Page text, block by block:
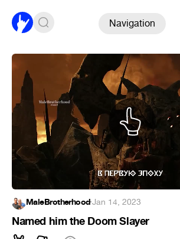
Navigation
MaleBrotherhood·Jan 14, 2023
Named him the Doom Slayer